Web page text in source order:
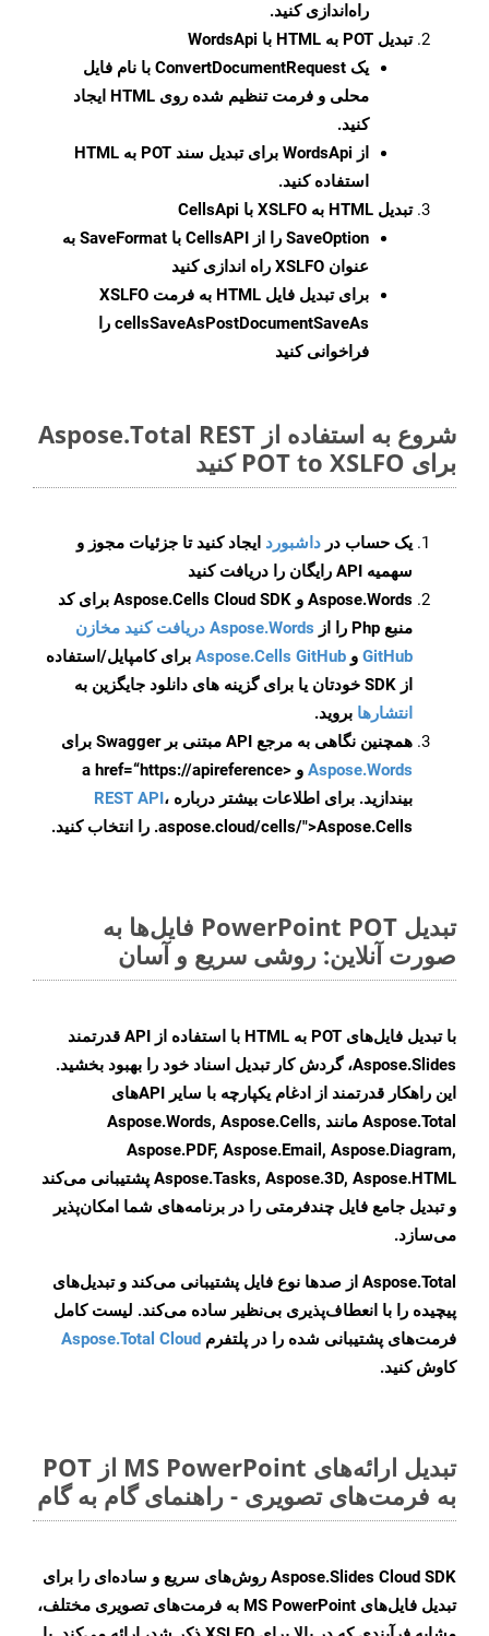
راه‌اندازی کنید.
تبدیل POT به HTML با WordsApi
یک ConvertDocumentRequest با نام فایل
محلی و فرمت تنظیم شده روی HTML ایجاد
کنید.
از WordsApi برای تبدیل سند POT به HTML
استفاده کنید.
تبدیل HTML به XSLFO با CellsApi
SaveOption
را از CellsAPI با SaveFormat به
عنوان XSLFO راه اندازی کنید
برای تبدیل فایل HTML به فرمت
XSLFO
cellsSaveAsPostDocumentSaveAs را
فراخوانی کنید
شروع به استفاده از Aspose.Total REST
برای POT to XSLFO کنید
یک حساب در داشبورد ایجاد کنید تا جزئیات مجوز و
سهمیه API رایگان را دریافت کنید
Aspose.Words و Aspose.Cells Cloud SDK برای کد
منبع Php را از
Aspose.Words دریافت کنید مخازن
GitHub و Aspose.Cells GitHub برای کامپایل/استفاده
از SDK خودتان یا برای گزینه های دانلود جایگزین به
انتشارها بروید.
همچنین نگاهی به مرجع API مبتنی بر Swagger برای
Aspose.Words
و <a href=“https://apireference
بیندازید. برای اطلاعات بیشتر درباره REST API،
.aspose.cloud/cells/">Aspose.Cells را انتخاب کنید.
تبدیل PowerPoint POT فایل‌ها به
صورت آنلاین: روشی سریع و آسان
با تبدیل فایل‌های POT به HTML با استفاده از API قدرتمند
Aspose.Slides، گردش کار تبدیل اسناد خود را بهبود بخشید.
این راهکار قدرتمند از ادغام یکپارچه با سایر APIهای
Aspose.Total مانند Aspose.Words, Aspose.Cells,
Aspose.PDF, Aspose.Email, Aspose.Diagram,
Aspose.Tasks, Aspose.3D, Aspose.HTML پشتیبانی می‌کند
و تبدیل جامع فایل چندفرمتی را در برنامه‌های شما امکان‌پذیر
می‌سازد.
Aspose.Total از صدها نوع فایل پشتیبانی می‌کند و تبدیل‌های
پیچیده را با انعطاف‌پذیری بی‌نظیر ساده می‌کند. لیست کامل
فرمت‌های پشتیبانی شده را در پلتفرم Aspose.Total Cloud
کاوش کنید.
تبدیل ارائه‌های MS PowerPoint از POT
به فرمت‌های تصویری - راهنمای گام به گام
Aspose.Slides Cloud SDK روش‌های سریع و ساده‌ای را برای
تبدیل فایل‌های MS PowerPoint به فرمت‌های تصویری مختلف،